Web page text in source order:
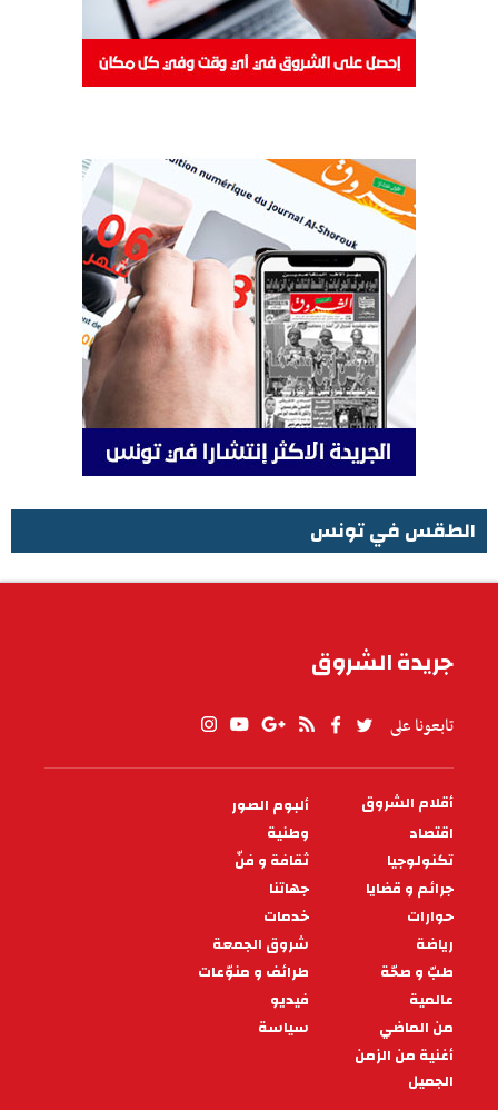
الطقس في تونس
جريدة الشروق
تابعونا على
PIED
DE
PAGE
أقلام الشروق
ألبوم الصور
اقتصاد
وطنية
تكنولوجيا
ثقافة و فنّ
جرائم و قضايا
جهاتنا
حوارات
خدمات
رياضة
شروق الجمعة
طبّ و صحّة
طرائف و منوّعات
عالمية
فيديو
من الماضي
سياسة
أغنية من الزمن
الجميل